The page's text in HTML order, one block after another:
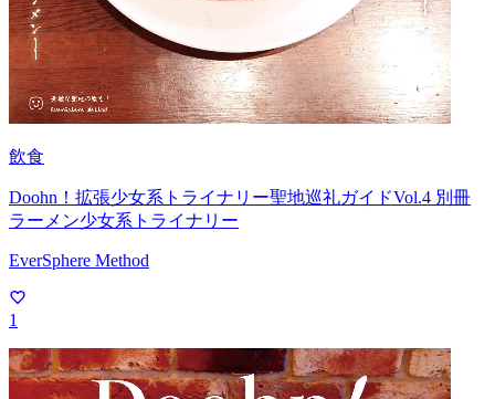
飲食
Doohn！拡張少女系トライナリー聖地巡礼ガイドVol.4 別冊
ラーメン少女系トライナリー
EverSphere Method
1